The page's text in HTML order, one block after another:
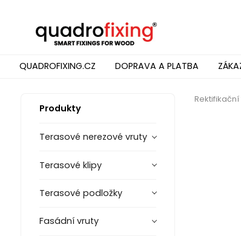
QUADROFIXING.CZ DOPRAVA A PLATBA
Produkty
Terasové nerezové vruty
Terasové klipy
Terasové podložky
Fasádní vruty